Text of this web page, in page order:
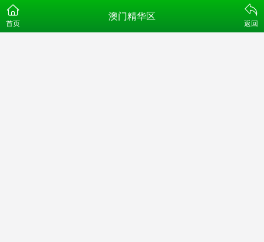
首页
澳门精华区
返回